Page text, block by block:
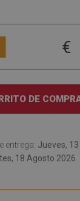
€
DE
entrega: Jueves,
18 Agosto 2026